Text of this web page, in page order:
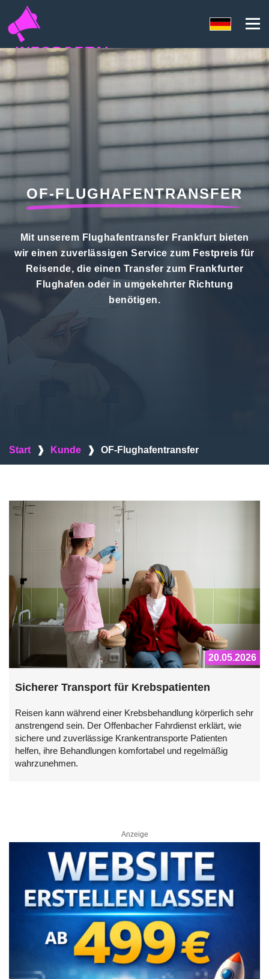
INFOPORTAL
U3Q
OF-FLUGHAFENTRANSFER
Mit unserem Flughafentransfer Frankfurt bieten
wir einen zuverlässigen Service zum Festpreis für
Reisende, die einen Transfer zum Frankfurter
Flughafen oder in umgekehrter Richtung
benötigen.
Start ❱ Kunde ❱ OF-Flughafentransfer
20.05.2026
Sicherer Transport für Krebspatienten
Reisen kann während einer Krebsbehandlung körperlich sehr
anstrengend sein. Der Offenbacher Fahrdienst erklärt, wie
sichere und zuverlässige Krankentransporte Patienten
helfen, ihre Behandlungen komfortabel und regelmäßig
wahrzunehmen.
Anzeige